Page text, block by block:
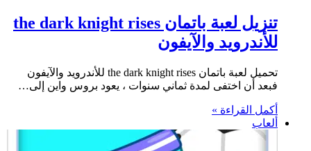
تنزيل لعبة باتمان the dark knight rises
للأندرويد والآيفون
تحميل لعبة باتمان the dark knight rises للأندرويد والآيفون
فبعد أن اختفى لمدة ثماني سنوات ، يعود بروس واين إلى…
أكمل القراءة »
ألعاب